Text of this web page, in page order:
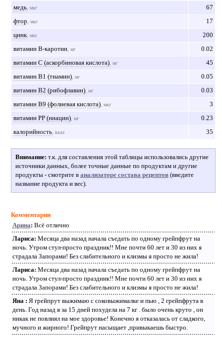
медь, мкг
67
фтор , мкг
17
цинк, мкг
200
витамин B-каротин, мг
0.02
витамин С (аскорбиновая кислота), мг
45
витамин В1 (тиамин), мг
0.05
витамин В2 (рибофлавин), мг
0.03
витамин В9 (фолиевая кислота), мкг
3
витамин РР (ниацин), мг
0.23
калорийность, ккал 35
Внимание: т.к. для составления этой таблицы использовались другие
источники данных, более точные данные по продуктам и другие
продукты - смотрите в анализаторе состава рецептов(введите
название продукта и вес).
Комментарии
Арина: Всё отлично
Лариса: Месяца два назад начала съедать по одному грейпфрут на
ночь. Утром стул-просто праздник!! Мне почти 60 лет и 30 из них я
страдала Запорами! Без слабительного и клизмы я просто не жила!
Лариса: Месяца два назад начала съедать по одному грейпфрут на
ночь. Утром стул-просто праздник!! Мне почти 60 лет и 30 из них я
страдала Запорами! Без слабительного и клизмы я просто не жила!
Яна : Я грейпрут выжимаю с соковыжималке и пью , 2 грейпфрута в
день. Год назад я за 15 дней похудела на 7 кг . было очень круто , он
никак не повлиял на мое здоровье! Конечно я отказалась от сладкого,
мучного и жирного! Грейпрут насыщает ,привыкаешь быстро.